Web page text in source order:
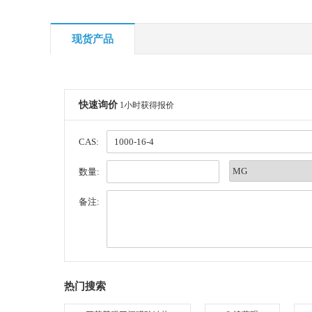
现货产品
快速询价 1小时获得报价
CAS:
数量:
备注:
热门搜索